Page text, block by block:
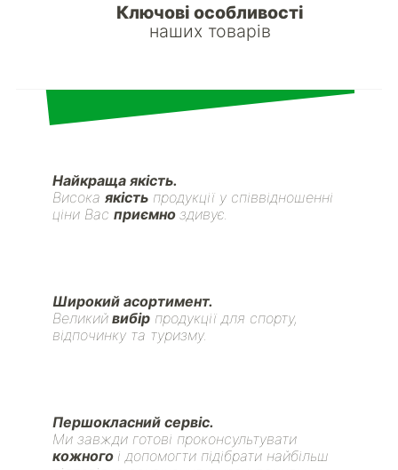
Ключові особливості
наших товарів
Найкраща якість.
Висока якість продукції у співвідношенні
ціни Вас приємно здивує.
Широкий асортимент.
Великий вибір продукції для спорту,
відпочинку та туризму.
Першокласний сервіс.
Ми завжди готові проконсультувати
кожного і допомогти підібрати найбільш